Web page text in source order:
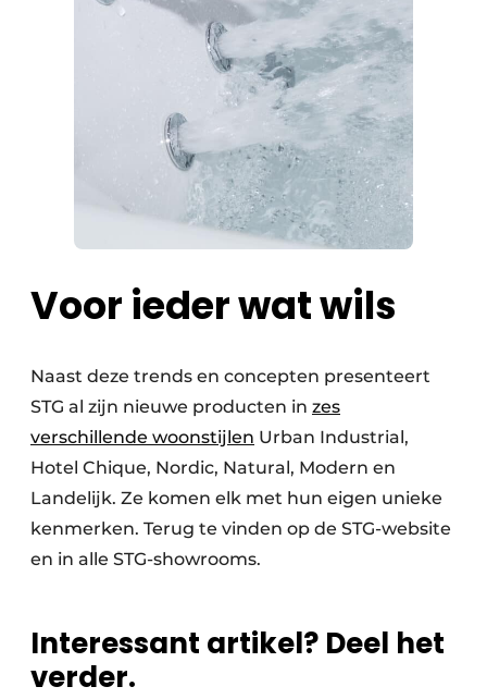
Voor ieder wat wils
Naast deze trends en concepten presenteert
STG al zijn nieuwe producten in zes
verschillende woonstijlen Urban Industrial,
Hotel Chique, Nordic, Natural, Modern en
Landelijk. Ze komen elk met hun eigen unieke
kenmerken. Terug te vinden op de STG-website
en in alle STG-showrooms.
Interessant artikel? Deel het
verder.